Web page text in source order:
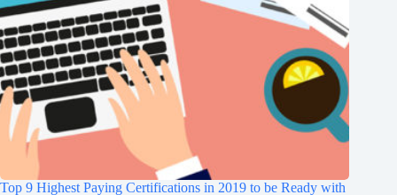
Top 9 Highest Paying Certifications in 2019 to be Ready with